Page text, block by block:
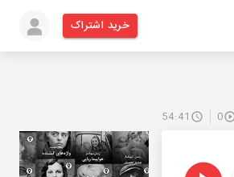
خرید اشتراک
0
54:41